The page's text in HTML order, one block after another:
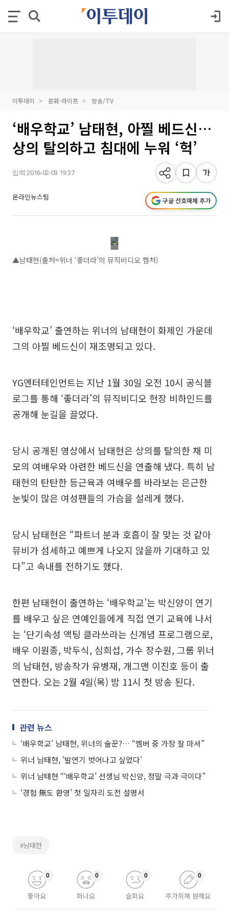
이투데이 문화·라이프 방송/TV
‘배우학교’ 남태현, 아찔 베드신…
상의 탈의하고 침대에 누워 ‘헉’
입력 2016-02-03 19:37
온라인뉴스팀 구글 선호매체 추가
▲남태현(출처=위너 ‘좋더라’의 뮤직비디오 캡처)
‘배우학교’ 출연하는 위너의 남태현이 화제인 가운데
그의 아찔 베드신이 재조명되고 있다.
YG엔터테인먼트는 지난 1월 30일 오전 10시 공식블
로그를 통해 ‘좋더라’의 뮤직비디오 현장 비하인드를
공개해 눈길을 끌었다.
당시 공개된 영상에서 남태현은 상의를 탈의한 채 미
모의 여배우와 아련한 베드신을 연출해 냈다. 특히 남
태현의 탄탄한 등근육과 여배우를 바라보는 은근한
눈빛이 많은 여성팬들의 가슴을 설레게 했다.
당시 남태현은 “파트너 분과 호흡이 잘 맞는 것 같아
뮤비가 섬세하고 예쁘게 나오지 않을까 기대하고 있
다”고 속내를 전하기도 했다.
한편 남태현이 출연하는 ‘배우학교’는 박신양이 연기
를 배우고 싶은 연예인들에게 직접 연기 교육에 나서
는 ‘단기속성 액팅 클라쓰라는 신개념 프로그램으로,
배우 이원종, 박두식, 심희섭, 가수 장수원, 그룹 위너
의 남태현, 방송작가 유병재, 개그맨 이진호 등이 출
연한다. 오는 2월 4일(목) 밤 11시 첫 방송 된다.
관련 뉴스
‘배우학교’ 남태현, 위너의 술꾼?… “멤버 중 가장 잘 마셔”
위너 남태현, '발연기 벗어나고 싶었다'
위너 남태현 “‘배우학교’ 선생님 박신양, 정말 극과 극이다”
‘경험 無도 환영’ 첫 일자리 도전 설명서
#남태현
좋아요
0
화나요
0
슬퍼요
0
추가취재 원해요
0